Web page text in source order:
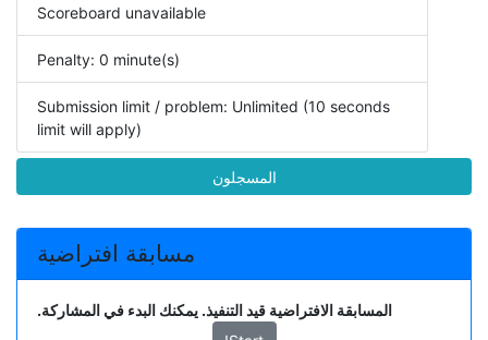
Scoreboard unavailable
Penalty: 0 minute(s)
Submission limit / problem: Unlimited (10 seconds
limit will apply)
المسجلون
مسابقة افتراضية
المسابقة الافتراضية قيد التنفيذ. يمكنك البدء في المشاركة.